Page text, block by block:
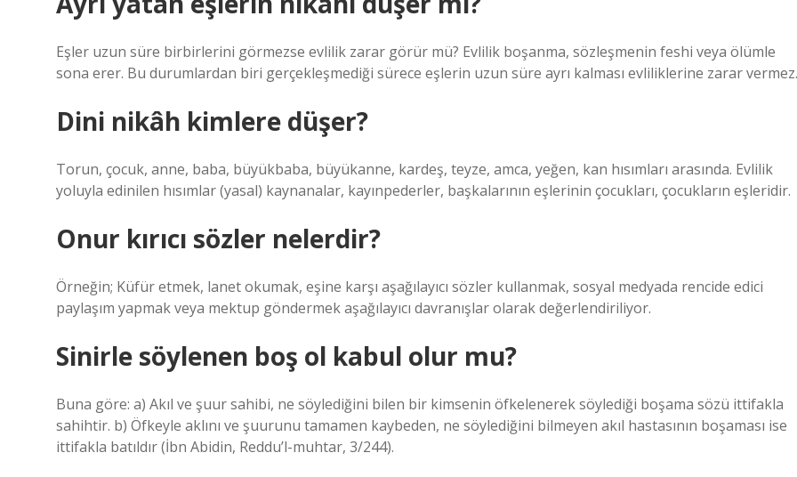
Eşler uzun süre birbirlerini görmezse evlilik zarar görür mü? Evlilik boşanma, sözleşmenin feshi veya ölümle
sona erer. Bu durumlardan biri gerçekleşmediği sürece eşlerin uzun süre ayrı kalması evliliklerine zarar vermez.
Dini nikâh kimlere düşer?
Torun, çocuk, anne, baba, büyükbaba, büyükanne, kardeş, teyze, amca, yeğen, kan hısımları arasında. Evlilik
yoluyla edinilen hısımlar (yasal) kaynanalar, kayınpederler, başkalarının eşlerinin çocukları, çocukların eşleridir.
Onur kırıcı sözler nelerdir?
Örneğin; Küfür etmek, lanet okumak, eşine karşı aşağılayıcı sözler kullanmak, sosyal medyada rencide edici
paylaşım yapmak veya mektup göndermek aşağılayıcı davranışlar olarak değerlendiriliyor.
Sinirle söylenen boş ol kabul olur mu?
Buna göre: a) Akıl ve şuur sahibi, ne söylediğini bilen bir kimsenin öfkelenerek söylediği boşama sözü ittifakla
sahihtir. b) Öfkeyle aklını ve şuurunu tamamen kaybeden, ne söylediğini bilmeyen akıl hastasının boşaması ise
ittifakla batıldır (İbn Abidin, Reddu’l-muhtar, 3/244).